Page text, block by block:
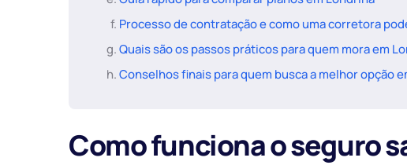
Processo de contratação e como uma corretora
Quais são os passos práticos para quem mora em
Conselhos finais para quem busca a melhor opção
Como funciona o seguro